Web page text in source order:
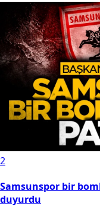
2
Samsunspor bir
duyurdu